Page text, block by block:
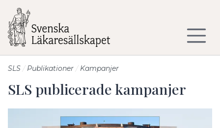
SLS Publikationer Kampanjer
SLS publicerade kampanjer